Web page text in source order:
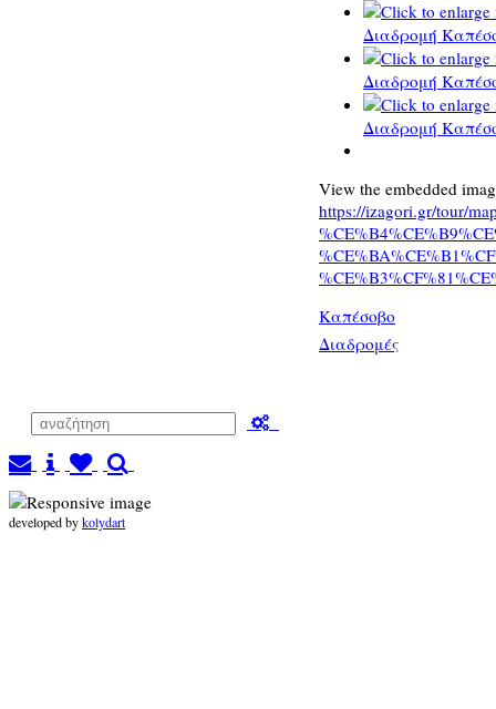
Διαδρομή
Διαδρομή
Διαδρομή
View the embedded
https://izagori.gr/tour/
Καπέσοβο
Διαδρομές
developed bykolydart